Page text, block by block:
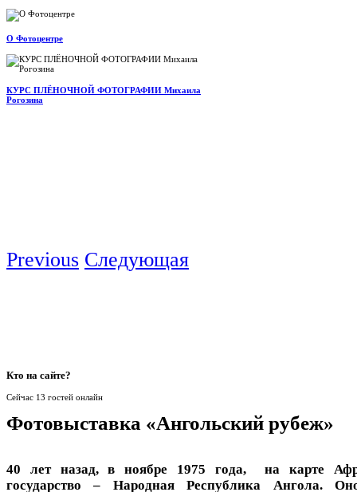
О Фотоцентре
КУРС ПЛЁНОЧНОЙ ФОТОГРАФИИ Михаила
Рогозина
Previous Следующая
Кто на сайте?
Сейчас 13 гостей онлайн
Фотовыставка «Ангольский рубеж»
40 лет назад, в ноябре 1975 года, на карте
государство – Народная Республика Ангола.